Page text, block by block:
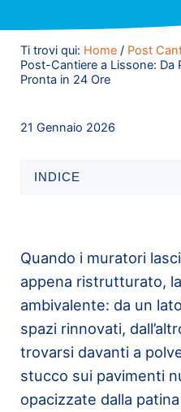
Ti trovi qui: Home / Post
Post-Cantiere a Lissone: Da
Pronta in 24 Ore
21 Gennaio 2026
INDICE
Quando i muratori
appena ristrutturato,
ambivalente: da un
spazi rinnovati,
trovarsi davanti a
stucco sui pavimenti
opacizzate dalla